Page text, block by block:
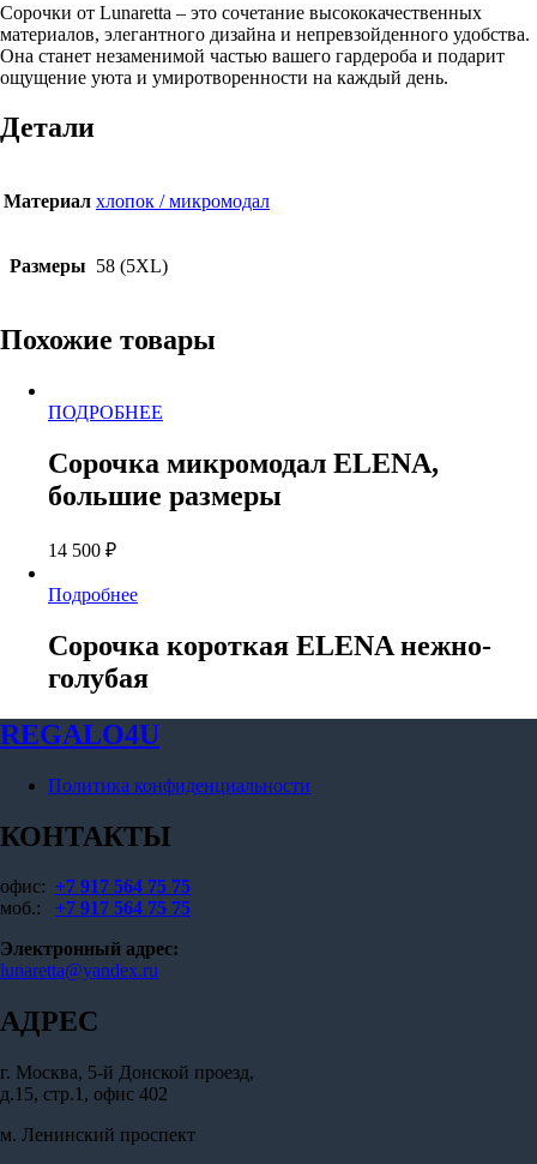
Сорочки от Lunaretta – это сочетание высококачественных
материалов, элегантного дизайна и непревзойденного удобства.
Она станет незаменимой частью вашего гардероба и подарит
ощущение уюта и умиротворенности на каждый день.
Детали
Материал хлопок / микромодал
Размеры 58 (5XL)
Похожие товары
ПОДРОБНЕЕ
несколько
вариаций.
Сорочка микромодал ELENA,
большие размеры
14 500 ₽
Подробнее
Сорочка короткая ELENA нежно-
голубая
REGALO4U
Политика конфиденциальности
КОНТАКТЫ
офис: +7 917 564 75 75
моб.: +7 917 564 75 75
Электронный адрес:
lunaretta@yandex.ru
АДРЕС
г. Москва, 5-й Донской проезд,
д.15, стр.1, офис 402
м. Ленинский проспект